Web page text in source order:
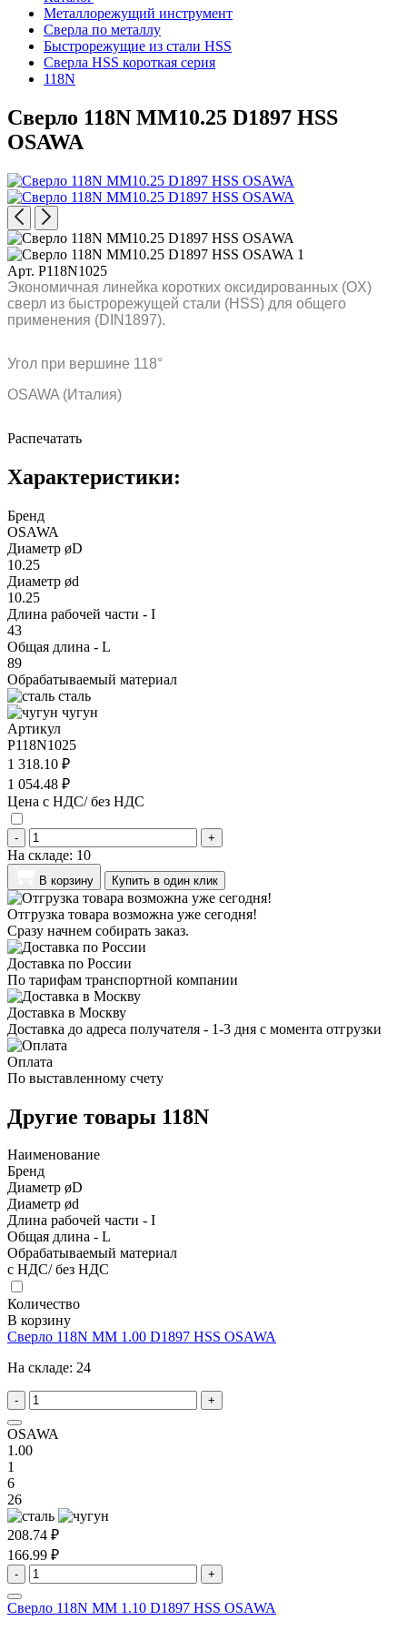
Металлорежущий инструмент
Сверла по металлу
Быстрорежущие из стали HSS
Сверла HSS короткая серия
118N
Сверло 118N MM10.25 D1897 HSS
OSAWA
Арт. P118N1025
Экономичная линейка коротких оксидированных (OX)
сверл из быстрорежущей стали (HSS) для общего
применения (DIN1897).
Угол при вершине 118°
OSAWA (Италия)
Распечатать
Характеристики:
Бренд
OSAWA
Диаметр øD
10.25
Диаметр ød
10.25
Длина рабочей части - I
43
Общая длина - L
89
Обрабатываемый материал
сталь
чугун
Артикул
P118N1025
1 318.10 ₽
1 054.48 ₽
Цена с НДС/ без НДС
- +
На складе: 10
В корзину Купить в один клик
Отгрузка товара возможна уже сегодня!
Сразу начнем собирать заказ.
Доставка по России
По тарифам транспортной компании
Доставка в Москву
Доставка до адреса получателя - 1-3 дня с момента отгрузки
Оплата
По выставленному счету
Другие товары 118N
Наименование
Бренд
Диаметр øD
Диаметр ød
Длина рабочей части - I
Общая длина - L
Обрабатываемый материал
с НДС/ без НДС
Количество
В корзину
Сверло 118N MM 1.00 D1897 HSS OSAWA
На складе: 24
- +
OSAWA
1.00
1
6
26
208.74 ₽
166.99 ₽
- +
Сверло 118N MM 1.10 D1897 HSS OSAWA